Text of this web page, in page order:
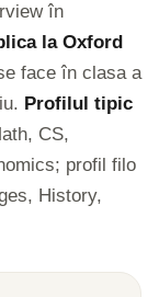
în
la Oxford
face în clasa a
Profilul tipic
CS,
profil filo
History,